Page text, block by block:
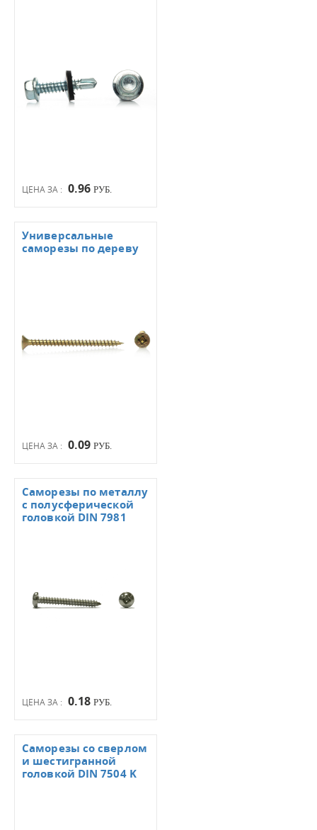
ЦЕНА ЗА : 0.96 РУБ.
ЦЕНА ЗА : 0.09 РУБ.
Универсальные
саморезы по дереву
ЦЕНА ЗА : 0.18 РУБ.
Саморезы по металлу
с полусферической
головкой DIN 7981
Саморезы со сверлом
и шестигранной
головкой DIN 7504 K